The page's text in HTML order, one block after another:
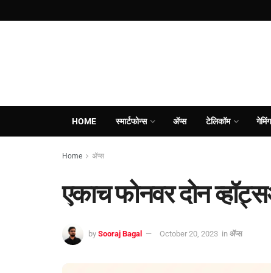
HOME स्मार्टफोन्स ॲप्स टेलिकॉम गेमिंग
Home ॲप्स
एकाच फोनवर दोन
by Sooraj Bagal October 20, 2023 in ॲप्स